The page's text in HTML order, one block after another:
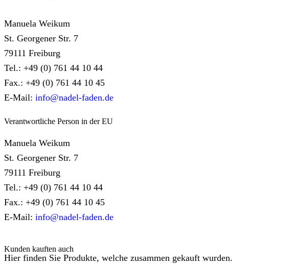
Manuela Weikum
St. Georgener Str. 7
79111 Freiburg
Tel.: +49 (0) 761 44 10 44
Fax.: +49 (0) 761 44 10 45
E-Mail: info@nadel-faden.de
Verantwortliche Person in der EU
Manuela Weikum
St. Georgener Str. 7
79111 Freiburg
Tel.: +49 (0) 761 44 10 44
Fax.: +49 (0) 761 44 10 45
E-Mail: info@nadel-faden.de
Kunden kauften auch
Hier finden Sie Produkte, welche zusammen gekauft wurden.